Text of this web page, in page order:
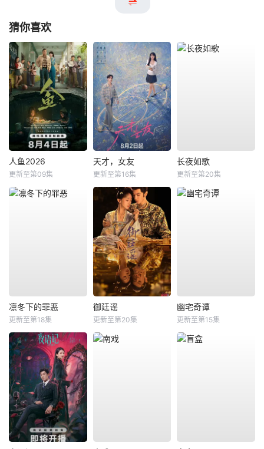
猜你喜欢
人鱼2026
更新至第09集
天才，女友
更新至第16集
长夜如歌
更新至第20集
凛冬下的罪恶
更新至第18集
御廷谣
更新至第20集
幽宅奇谭
更新至第15集